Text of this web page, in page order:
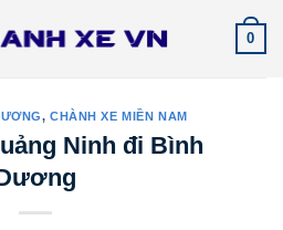
0
,CHÀNH XE MIỀN NAM
Ninh đi Bình